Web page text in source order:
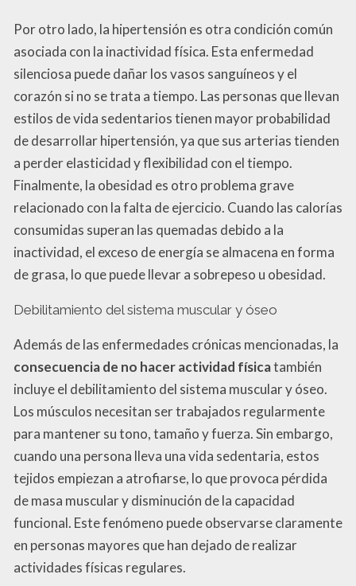
Por otro lado, la hipertensión es otra condición común
asociada con la inactividad física. Esta enfermedad
silenciosa puede dañar los vasos sanguíneos y el
corazón si no se trata a tiempo. Las personas que llevan
estilos de vida sedentarios tienen mayor probabilidad
de desarrollar hipertensión, ya que sus arterias tienden
a perder elasticidad y flexibilidad con el tiempo.
Finalmente, la obesidad es otro problema grave
relacionado con la falta de ejercicio. Cuando las calorías
consumidas superan las quemadas debido a la
inactividad, el exceso de energía se almacena en forma
de grasa, lo que puede llevar a sobrepeso u obesidad.
Debilitamiento del sistema muscular y óseo
Además de las enfermedades crónicas mencionadas, la
consecuencia de no hacer actividad físicatambién
incluye el debilitamiento del sistema muscular y óseo.
Los músculos necesitan ser trabajados regularmente
para mantener su tono, tamaño y fuerza. Sin embargo,
cuando una persona lleva una vida sedentaria, estos
tejidos empiezan a atrofiarse, lo que provoca pérdida
de masa muscular y disminución de la capacidad
funcional. Este fenómeno puede observarse claramente
en personas mayores que han dejado de realizar
actividades físicas regulares.